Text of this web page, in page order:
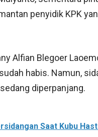
penyidik KPK
Alfian Blegoer
habis. Namun,
diperpanjang.
Saat Kubu